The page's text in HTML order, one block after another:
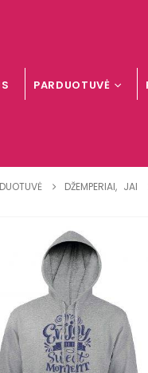
PARDUOTUVĖ
DŽEMPERIAI, JAI